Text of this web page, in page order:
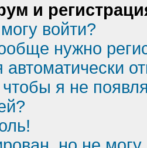
и
войти?
нужно
я не